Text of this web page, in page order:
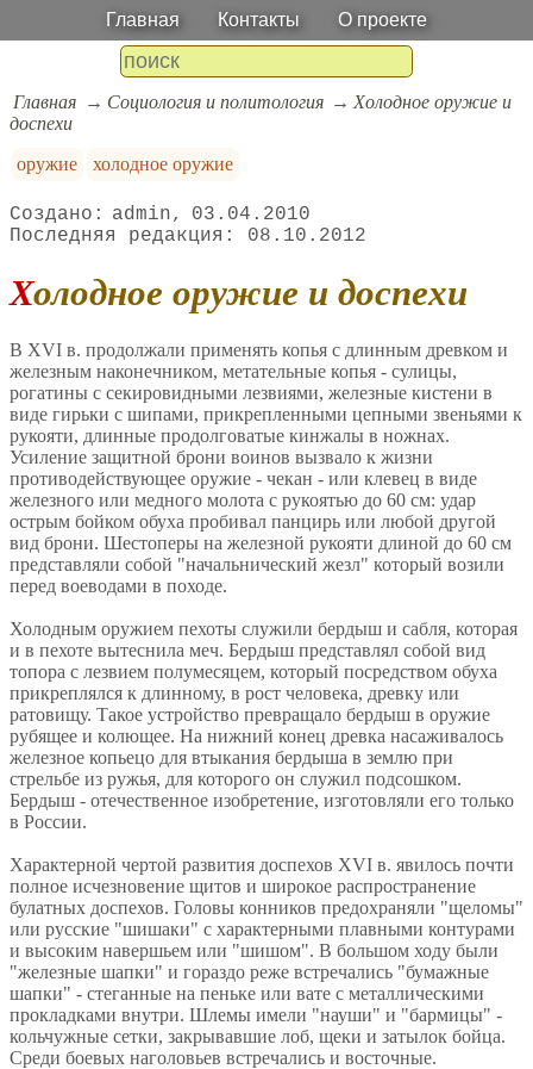
Главная Контакты О проекте
Главная Социология и политология
Холодное оружие и
доспехи
оружие
холодное оружие
admin
03.04.2010
08.10.2012
Холодное оружие и доспехи
В XVI в. продолжали применять копья с длинным древком и
железным наконечником, метательные копья - сулицы,
рогатины с секировидными лезвиями, железные кистени в
виде гирьки с шипами, прикрепленными цепными звеньями к
рукояти, длинные продолговатые кинжалы в ножнах.
Усиление защитной брони воинов вызвало к жизни
противодействующее оружие - чекан - или клевец в виде
железного или медного молота с рукоятью до 60 см: удар
острым бойком обуха пробивал панцирь или любой другой
вид брони. Шестоперы на железной рукояти длиной до 60 см
представляли собой "начальнический жезл" который возили
перед воеводами в походе.
Холодным оружием пехоты служили бердыш и сабля, которая
и в пехоте вытеснила меч. Бердыш представлял собой вид
топора с лезвием полумесяцем, который посредством обуха
прикреплялся к длинному, в рост человека, древку или
ратовищу. Такое устройство превращало бердыш в оружие
рубящее и колющее. На нижний конец древка насаживалось
железное копьецо для втыкания бердыша в землю при
стрельбе из ружья, для которого он служил подсошком.
Бердыш - отечественное изобретение, изготовляли его только
в России.
Характерной чертой развития доспехов XVI в. явилось почти
полное исчезновение щитов и широкое распространение
булатных доспехов. Головы конников предохраняли "щеломы"
или русские "шишаки" с характерными плавными контурами
и высоким навершьем или "шишом". В большом ходу были
"железные шапки" и гораздо реже встречались "бумажные
шапки" - стеганные на пеньке или вате с металлическими
прокладками внутри. Шлемы имели "науши" и "бармицы" -
кольчужные сетки, закрывавшие лоб, щеки и затылок бойца.
Среди боевых наголовьев встречались и восточные.